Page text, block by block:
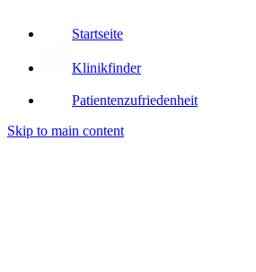
Startseite
Klinikfinder
Patientenzufriedenheit
Skip to main content